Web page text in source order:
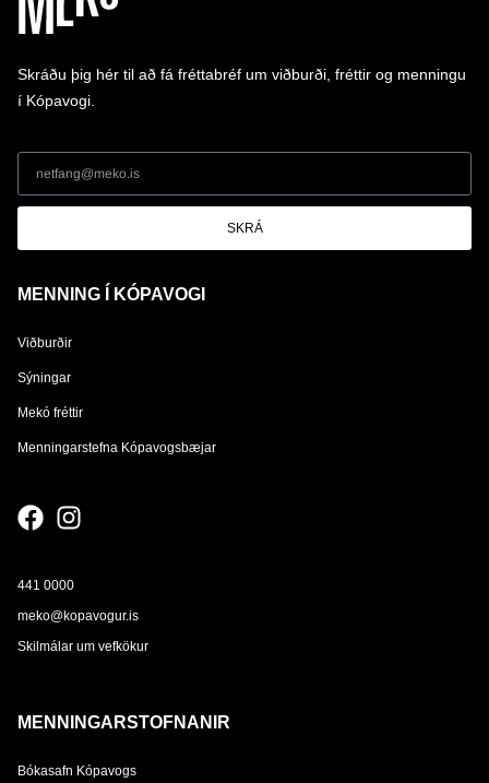
Skráðu þig hér til að fá fréttabréf um viðburði, fréttir og menningu
í Kópavogi.
SKRÁ
MENNING Í KÓPAVOGI
Viðburðir
Sýningar
Mekó fréttir
Menningarstefna Kópavogsbæjar
441 0000
meko@kopavogur.is
Skilmálar um vefkökur
MENNINGARSTOFNANIR
Bókasafn Kópavogs